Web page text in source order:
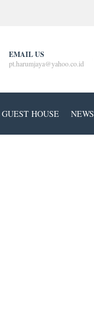
EMAIL US
pt.harumjaya@yahoo.co.id
GUEST HOUSE NEWS